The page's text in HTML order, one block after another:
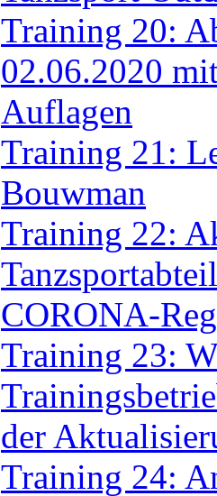
Auflagen
Training 21:
Bouwman
Training 22:
CORONA-
Training 23:
der
Training 24:
das
Training 25: